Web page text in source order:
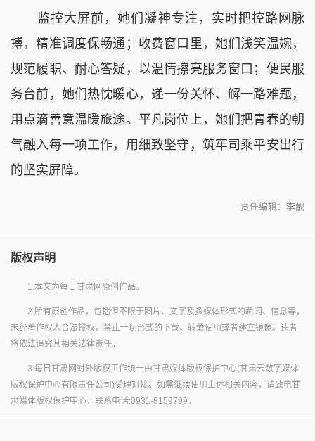
监控大屏前，她们凝神专注，实时把控路网脉
搏，精准调度保畅通；收费窗口里，她们浅笑温婉，
规范履职、耐心答疑，以温情擦亮服务窗口；便民服
务台前，她们热忱暖心，递一份关怀、解一路难题，
用点滴善意温暖旅途。平凡岗位上，她们把青春的朝
气融入每一项工作，用细致坚守，筑牢司乘平安出行
的坚实屏障。
责任编辑：李靓
版权声明
1.本文为每日甘肃网原创作品。
2.所有原创作品，包括但不限于图片、文字及多媒体形式的新闻、信息等，
未经著作权人合法授权，禁止一切形式的下载、转载使用或者建立镜像。违者
将依法追究其相关法律责任。
3.每日甘肃网对外版权工作统一由甘肃媒体版权保护中心(甘肃云数字媒体
版权保护中心有限责任公司)受理对接。如需继续使用上述相关内容，请致电甘
肃媒体版权保护中心，联系电话:0931-8159799。